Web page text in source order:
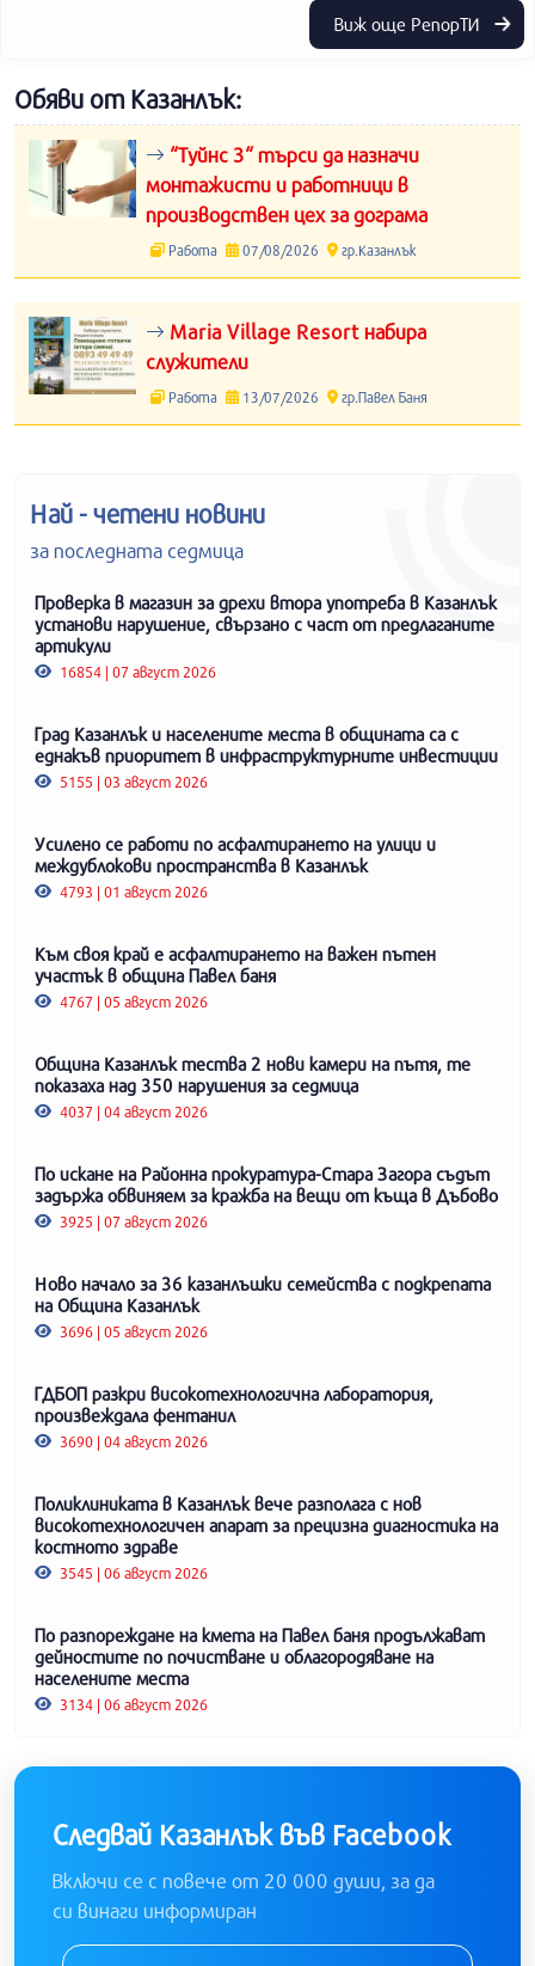
Виж още РепорТИ
Обяви от Казанлък:
“Туйнс 3“ търси да назначи
монтажисти и работници в
производствен цех за дограма
Работа 07/08/2026 гр.Казанлък
Maria Village Resort набира
служители
Работа 13/07/2026 гр.Павел Баня
Най - четени новини
за последната седмица
Проверка в магазин за дрехи втора употреба в Казанлък
установи нарушение, свързано с част от предлаганите
артикули
16854 | 07 август 2026
Град Казанлък и населените места в общината са с
еднакъв приоритет в инфраструктурните инвестиции
5155 | 03 август 2026
Усилено се работи по асфалтирането на улици и
междублокови пространства в Казанлък
4793 | 01 август 2026
Към своя край е асфалтирането на важен пътен
участък в община Павел баня
4767 | 05 август 2026
Община Казанлък тества 2 нови камери на пътя, те
показаха над 350 нарушения за седмица
4037 | 04 август 2026
По искане на Районна прокуратура-Стара Загора съдът
задържа обвиняем за кражба на вещи от къща в Дъбово
3925 | 07 август 2026
Ново начало за 36 казанлъшки семейства с подкрепата
на Община Казанлък
3696 | 05 август 2026
ГДБОП разкри високотехнологична лаборатория,
произвеждала фентанил
3690 | 04 август 2026
Поликлиниката в Казанлък вече разполага с нов
високотехнологичен апарат за прецизна диагностика на
костното здраве
3545 | 06 август 2026
По разпореждане на кмета на Павел баня продължават
дейностите по почистване и облагородяване на
населените места
3134 | 06 август 2026
Следвай Казанлък във Facebook
Включи се с повече от 20 000 души, за да
си винаги информиран